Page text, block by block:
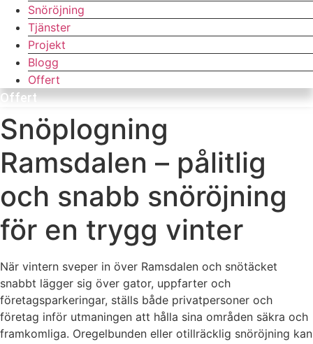
Snöröjning
Tjänster
Projekt
Blogg
Offert
Offert
Snöplogning
Ramsdalen – pålitlig
och snabb snöröjning
för en trygg vinter
När vintern sveper in över Ramsdalen och snötäcket
snabbt lägger sig över gator, uppfarter och
företagsparkeringar, ställs både privatpersoner och
företag inför utmaningen att hålla sina områden säkra och
framkomliga. Oregelbunden eller otillräcklig snöröjning kan